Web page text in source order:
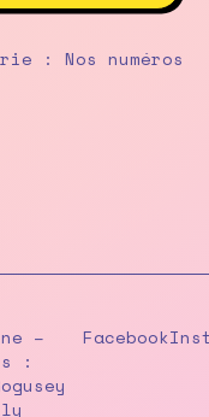
: Nos numéros
–
:
Facebook